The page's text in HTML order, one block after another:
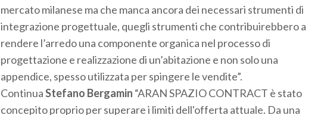
mercato milanese ma che manca ancora dei necessari strumenti di
integrazione progettuale, quegli strumenti che contribuirebbero a
rendere l’arredo una componente organica nel processo di
progettazione e realizzazione di un’abitazione e non solo una
appendice, spesso utilizzata per spingere le vendite”.
ContinuaStefano Bergamin “ARAN SPAZIO CONTRACT è stato
concepito proprio per superare i limiti dell'offerta attuale. Da una